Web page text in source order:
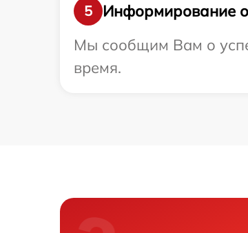
5
Информирование о
Мы сообщим Вам о
время.